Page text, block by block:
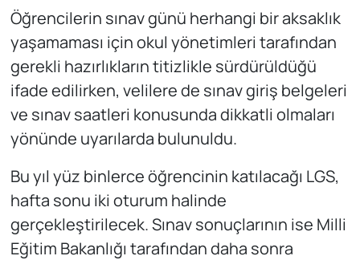
Öğrencilerin sınav günü herhangi bir aksaklık
yaşamaması için okul yönetimleri tarafından
gerekli hazırlıkların titizlikle sürdürüldüğü
ifade edilirken, velilere de sınav giriş belgeleri
ve sınav saatleri konusunda dikkatli olmaları
yönünde uyarılarda bulunuldu.
Bu yıl yüz binlerce öğrencinin katılacağı LGS,
hafta sonu iki oturum halinde
gerçekleştirilecek. Sınav sonuçlarının ise Milli
Eğitim Bakanlığı tarafından daha sonra